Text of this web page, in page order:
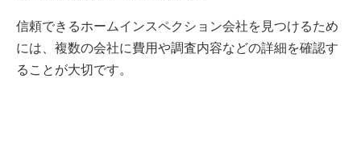
信頼できるホームインスペクション会社を見つけるため
には、複数の会社に費用や調査内容などの詳細を確認す
ることが大切です。